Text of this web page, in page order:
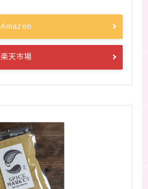
Amazon
楽天市場